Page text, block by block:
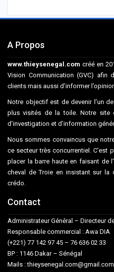
A Propos
www.thieysenegal.com créé en
Vision Communication (GVC)
clients mais aussi d’informer
Notre objectif est de devenir l’un
plus visités de la toile. Notre site
d’investigation et d’information
Nous sommes convaincus que
ce secteur très concurrentiel.
placer la barre haute en faisant de
cheval de Troie en insistant sur
crédo.
Contact
Administrateur Général – Directeur
Responsable commercial : Awa DIA
(+221) 77 142 97 45 – 76 636 02 33
BP : 1146 Dakar – Sénégal
Mails :